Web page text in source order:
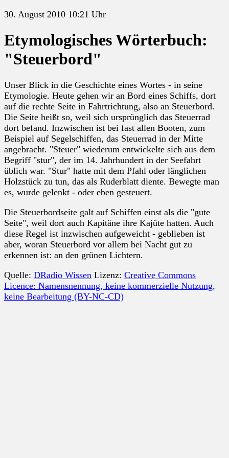
30. August 2010 10:21 Uhr
Etymologisches Wörterbuch:
"Steuerbord"
Unser Blick in die Geschichte eines Wortes - in seine
Etymologie. Heute gehen wir an Bord eines Schiffs, dort
auf die rechte Seite in Fahrtrichtung, also an Steuerbord.
Die Seite heißt so, weil sich ursprünglich das Steuerrad
dort befand. Inzwischen ist bei fast allen Booten, zum
Beispiel auf Segelschiffen, das Steuerrad in der Mitte
angebracht. "Steuer" wiederum entwickelte sich aus dem
Begriff "stur", der im 14. Jahrhundert in der Seefahrt
üblich war. "Stur" hatte mit dem Pfahl oder länglichen
Holzstück zu tun, das als Ruderblatt diente. Bewegte man
es, wurde gelenkt - oder eben gesteuert.
Die Steuerbordseite galt auf Schiffen einst als die "gute
Seite", weil dort auch Kapitäne ihre Kajüte hatten. Auch
diese Regel ist inzwischen aufgeweicht - geblieben ist
aber, woran Steuerbord vor allem bei Nacht gut zu
erkennen ist: an den grünen Lichtern.
Quelle: DRadio Wissen Lizenz: Creative Commons
Licence: Namensnennung, keine kommerzielle Nutzung,
keine Bearbeitung (BY-NC-CD)